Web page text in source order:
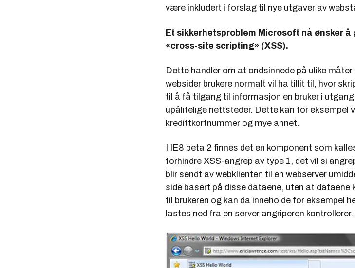
være inkludert i forslag til nye utgaver av
Et sikkerhetsproblem Microsoft nå ønsker
«cross-site scripting» (XSS).
Dette handler om at ondsinnede på ulike
websider brukere normalt vil ha tillit til, hvor
til å få tilgang til informasjon en bruker i
upålitelige nettsteder. Dette kan for eksempel
kredittkortnummer og mye annet.
I IE8 beta 2 finnes det en komponent som
forhindre XSS-angrep av type 1, det vil si
blir sendt av webklienten til en webserver
side basert på disse dataene, uten at dataene
til brukeren og kan da inneholde for eksempel
lastes ned fra en server angriperen kontrollerer.